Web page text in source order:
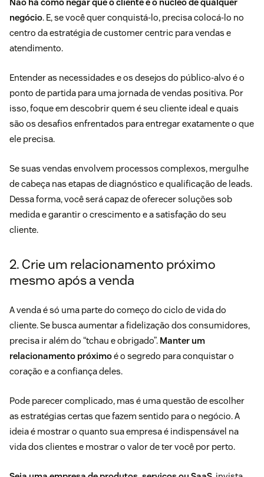
negócio. E, se você quer conquistá-lo, precisa colocá-lo no
centro da estratégia decustomer centric para vendas e
atendimento.
Entender as necessidades e os desejos do público-alvo é o
ponto de partida para uma jornada de vendas positiva. Por
isso, foque em descobrir quem é seu cliente ideal e quais
são os desafios enfrentados para entregar exatamente o que
ele precisa.
Se suas vendas envolvem processos complexos, mergulhe
de cabeça nas etapas de diagnóstico e qualificação de leads.
Dessa forma, você será capaz de oferecer soluções sob
medida e garantir o crescimento e a satisfação do seu
cliente.
2. Crie um relacionamento próximo
mesmo após a venda
A venda é só uma parte do começo do ciclo de vida do
cliente. Se busca aumentar a fidelização dos consumidores,
precisa ir além do “tchau e obrigado”. Manter um
relacionamento próximoé o segredo para conquistar o
coração e a confiança deles.
Pode parecer complicado, mas é uma questão de escolher
as estratégias certas que fazem sentido para o negócio. A
ideia é mostrar o quanto sua empresa é indispensável na
vida dos clientes e mostrar o valor de ter você por perto.